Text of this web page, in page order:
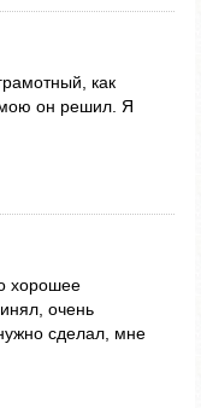
как
он решил. Я
хорошее
очень
сделал, мне